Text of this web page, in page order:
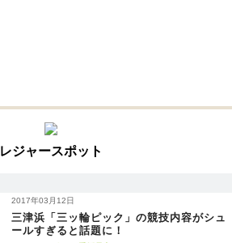
レジャースポット
2017年03月12日
三津浜「三ッ輪ピック」の競技内容がシュ
ールすぎると話題に！